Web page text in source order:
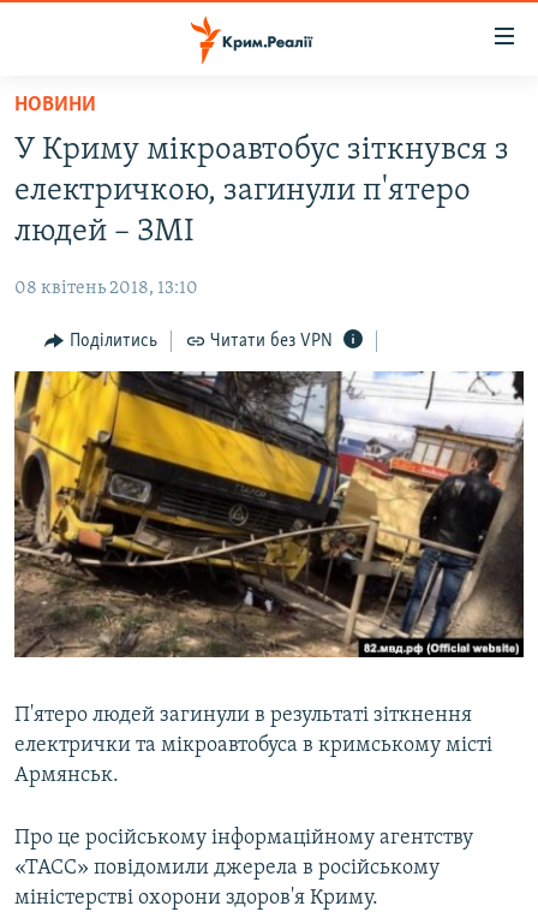
Перейти
основного
матеріалу
до
основної
Перейти
до
пошуку
ВОДА.КРИМ
ВІДЕО ТА ФОТО
БЛОГИ
ПОГЛЯД
ІНТЕРВ'Ю
ВСЕ ЗА ДЕНЬ
СПЕЦПРОЕКТИ
ДЕПОРТАЦІЯ
ВІДЕОУРОКИ «ELIFBE»
СВІДЧЕННЯ ОКУПАЦІЇ
УКРАЇНСЬКА ПРОБЛЕМА КРИМУ
ЯК ОБІЙТИ БЛОКУВАННЯ
Русский
Qırımtatar
НОВИНИ
У Криму мікроавтобус зіткнувся з
електричкою, загинули п'ятеро
людей – ЗМІ
08 квітень 2018, 13:10
Поділитись Читати без VPN
П'ятеро людей загинули в результаті зіткнення
електрички та мікроавтобуса в кримському місті
Армянськ.
Про це російському інформаційному агентству
«ТАСС» повідомили джерела в російському
міністерстві охорони здоров'я Криму.